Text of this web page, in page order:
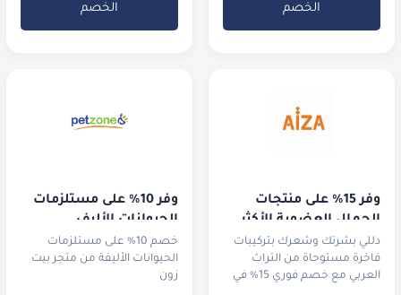
الخصم
الخصم
وفر 15% على منتجات
الجمال العضوية الأكثر
طلباً
دللي بشرتك وشعرك بتركيبات
فاخرة مستوحاة من التراث
العربي مع خصم فوري 15% في
وفر 10% على مستلزمات
الحيوانات الأليف
خصم 10% على مستلزمات
الحيوانات الأليفة من متجر بيت
زون